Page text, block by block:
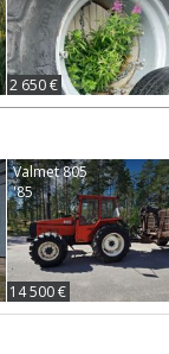
2 650 €
Valmet 805
'85
14 500 €